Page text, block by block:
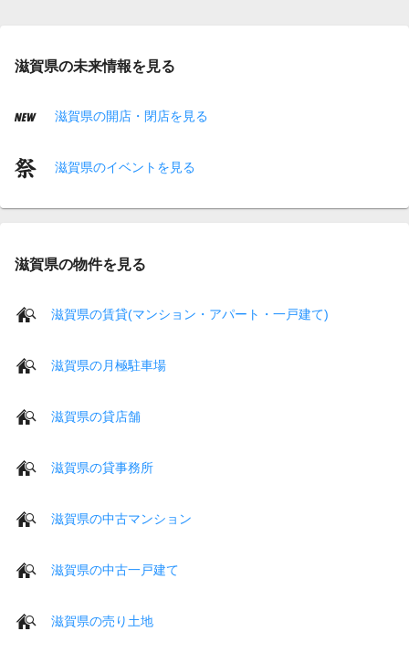
滋賀県の未来情報を見る
滋賀県の開店・閉店を見る
滋賀県のイベントを見る
滋賀県の物件を見る
滋賀県の賃貸(マンション・アパート・一戸建て)
滋賀県の月極駐車場
滋賀県の貸店舗
滋賀県の貸事務所
滋賀県の中古マンション
滋賀県の中古一戸建て
滋賀県の売り土地